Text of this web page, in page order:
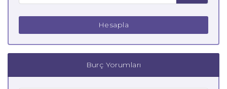
Hesapla
Burç Yorumları